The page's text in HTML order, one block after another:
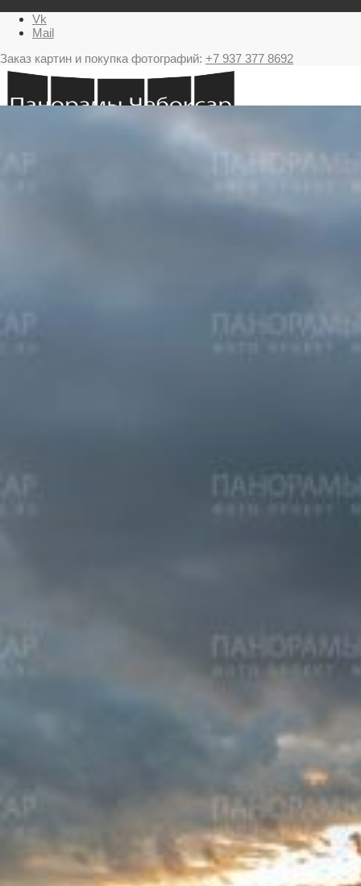
Vk
Mail
Заказ картин и покупка фотографий: +7 937 377 8692
Ночные Чебоксары фотографии и панорамы
Снег